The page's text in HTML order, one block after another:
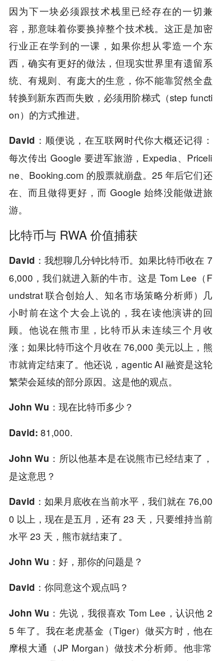
因为下一块必须跟技术栈里已经存在的一切兼
容，那意味着你要换掉整个技术栈。这正是加密
行业正在学到的一课，如果你想从零造一个东
西，确实有更好的做法，但现实世界里有遗留系
统、有规则、有庞大的生意，你不能靠贸然全盘
转换到新东西而失败，必须用阶梯式（step functi
on）的方式推进。
David： 顺便说，在互联网时代你大概还记得：
每次传出 Google 要进军旅游，Expedia、Priceli
ne、Booking.com 的股票就崩盘。25 年后它们还
在、而且做得更好，而 Google 始终没能做进旅
游。
比特币与 RWA 价值捕获
David： 我想聊几分钟比特币。如果比特币收在 7
6,000，我们就进入新的牛市。这是 Tom Lee（F
undstrat 联合创始人、知名市场策略分析师）几
小时前在这个大会上说的，我在读他演讲的回
顾。他说在熊市里，比特币从未连续三个月收
涨；如果比特币这个月收在 76,000 美元以上，熊
市就肯定结束了。他还说，agentic AI 融资是这轮
繁荣会延续的部分原因。这是他的观点。
John Wu： 现在比特币多少？
David: 81,000.
John Wu： 所以他基本是在说熊市已经结束了，
是这意思？
David： 如果月底收在当前水平，我们就在 76,00
0 以上，现在是五月，还有 23 天，只要维持当前
水平 23 天，熊市就结束了。
John Wu： 好，那你的问题是？
David： 你同意这个观点吗？
John Wu： 先说，我很喜欢 Tom Lee，认识他 2
5 年了。我在老虎基金（Tiger）做买方时，他在
摩根大通（JP Morgan）做技术分析师。他非常